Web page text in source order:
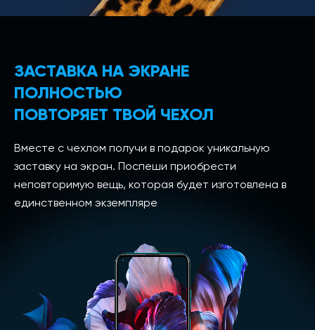
ЗАСТАВКА НА ЭКРАНЕ
ПОЛНОСТЬЮ
ПОВТОРЯЕТ ТВОЙ ЧЕХОЛ
Вместе с чехлом получи в подарок уникальную
заставку на экран. Поспеши приобрести
неповторимую вещь, которая будет изготовлена в
единственном экземпляре